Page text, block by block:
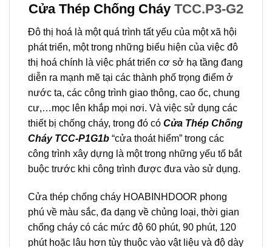
Cửa Thép Chống Cháy TCC.P3-G2
Đô thị hoá là một quá trình tất yếu của một xã hội
phát triển, một trong những biểu hiện của việc đô
thị hoá chính là việc phát triển cơ sở hạ tầng đang
diễn ra mạnh mẽ tại các thành phố trọng điểm ở
nước ta, các công trình giao thông, cao ốc, chung
cư,…mọc lên khắp mọi nơi. Và việc sử dụng các
thiết bị chống cháy, trong đó có Cửa Thép Chống
Cháy TCC-P1G1b “cửa thoát hiểm” trong các
công trình xây dựng là một trong những yếu tố bắt
buộc trước khi công trình được đưa vào sử dụng.
Cửa thép chống cháy HOABINHDOOR phong
phú về màu sắc, đa dạng về chủng loại, thời gian
chống cháy có các mức độ 60 phút, 90 phút, 120
phút hoặc lâu hơn tùy thuộc vào vật liệu và độ dày